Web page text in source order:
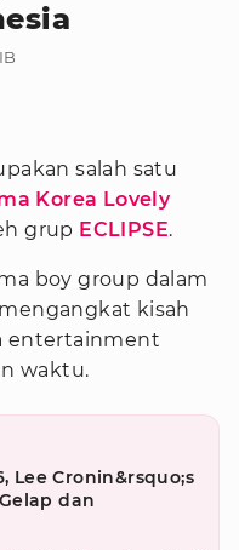
salah satu
Korea Lovely
grup ECLIPSE.
boy group dalam
kisah
entertainment
waktu.
Lee Cronin&rsquo;s
dan